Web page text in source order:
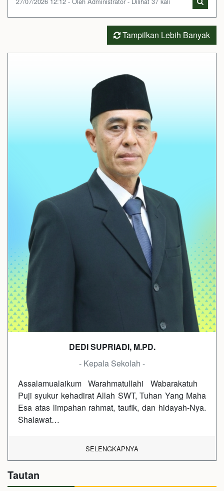
Tampilkan Lebih Banyak
DEDI SUPRIADI, M.PD.
- Kepala Sekolah -
Assalamualaikum Warahmatullahi Wabarakatuh
Puji syukur kehadirat Allah SWT, Tuhan Yang Maha
Esa atas limpahan rahmat, taufik, dan hidayah-Nya.
Shalawat…
SELENGKAPNYA
Tautan